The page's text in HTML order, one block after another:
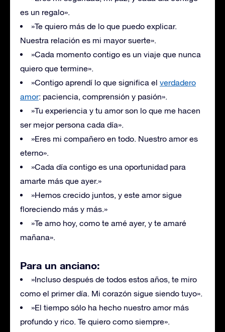
es un regalo».
»Te quiero más de lo que puedo explicar.
Nuestra relación es mi mayor suerte».
»Cada momento contigo es un viaje que nunca
quiero que termine».
»Contigo aprendí lo que significa el verdadero
amor: paciencia, comprensión y pasión».
»Tu experiencia y tu amor son lo que me hacen
ser mejor persona cada día».
»Eres mi compañero en todo. Nuestro amor es
eterno».
»Cada día contigo es una oportunidad para
amarte más que ayer.»
»Hemos crecido juntos, y este amor sigue
floreciendo más y más.»
»Te amo hoy, como te amé ayer, y te amaré
mañana».
Para un anciano:
»Incluso después de todos estos años, te miro
como el primer día. Mi corazón sigue siendo tuyo».
»El tiempo sólo ha hecho nuestro amor más
profundo y rico. Te quiero como siempre».